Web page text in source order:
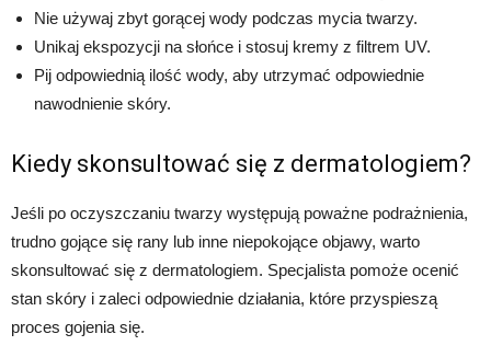
Nie używaj zbyt gorącej wody podczas mycia twarzy.
Unikaj ekspozycji na słońce i stosuj kremy z filtrem UV.
Pij odpowiednią ilość wody, aby utrzymać odpowiednie
nawodnienie skóry.
Kiedy skonsultować się z dermatologiem?
Jeśli po oczyszczaniu twarzy występują poważne podrażnienia,
trudno gojące się rany lub inne niepokojące objawy, warto
skonsultować się z dermatologiem. Specjalista pomoże ocenić
stan skóry i zaleci odpowiednie działania, które przyspieszą
proces gojenia się.